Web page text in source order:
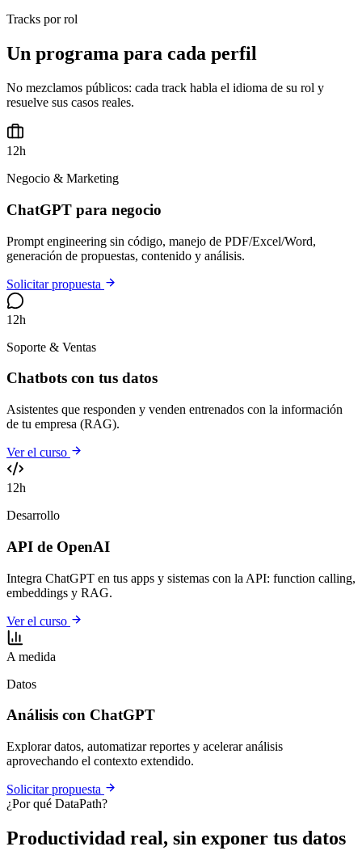
Tracks por rol
Un programa para cada perfil
No mezclamos públicos: cada track habla el idioma de su rol y
resuelve sus casos reales.
12h
Negocio & Marketing
ChatGPT para negocio
Prompt engineering sin código, manejo de PDF/Excel/Word,
generación de propuestas, contenido y análisis.
Solicitar propuesta
12h
Soporte & Ventas
Chatbots con tus datos
Asistentes que responden y venden entrenados con la información
de tu empresa (RAG).
Ver el curso
12h
Desarrollo
API de OpenAI
Integra ChatGPT en tus apps y sistemas con la API: function calling,
embeddings y RAG.
Ver el curso
A medida
Datos
Análisis con ChatGPT
Explorar datos, automatizar reportes y acelerar análisis
aprovechando el contexto extendido.
Solicitar propuesta
¿Por qué DataPath?
Productividad real, sin exponer tus datos